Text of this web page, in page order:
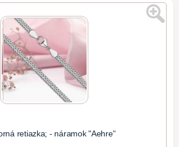
retiazka; - náramok "Aehre"